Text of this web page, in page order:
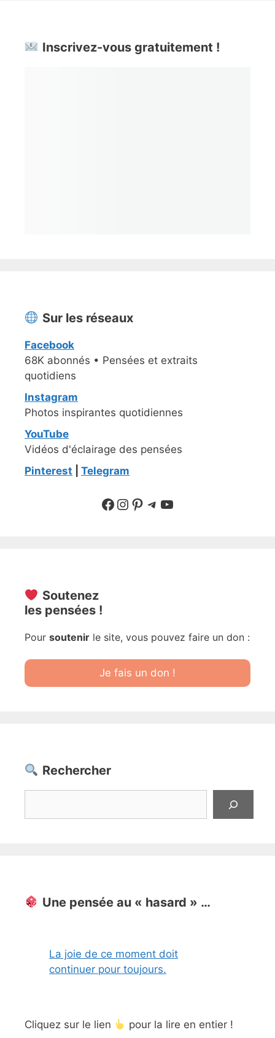
Inscrivez-vous gratuitement !
Sur les réseaux
Facebook
68K abonnés • Pensées et extraits
quotidiens
Instagram
Photos inspirantes quotidiennes
YouTube
Vidéos d'éclairage des pensées
Pinterest
Telegram
Suivre sur Facebook
Suivre sur Instagram
Pinterest
Sur Telegram
YouTube
Soutenez
les pensées !
Pour soutenir le site, vous pouvez faire un don :
Je fais un don !
Rechercher
Une pensée au « hasard » …
La joie de ce moment doit
continuer pour toujours.
Cliquez sur le lien pour la lire en entier !